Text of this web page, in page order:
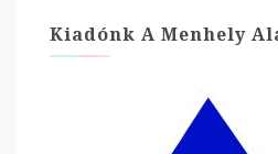
Kiadónk A Menhely